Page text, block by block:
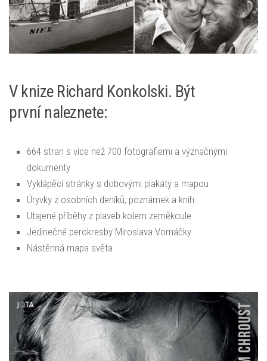
V knize Richard Konkolski. Být
první naleznete:
664 stran s více než 700 fotografiemi a význačnými
dokumenty
Vyklápěcí stránky s dobovými plakáty a mapou
Úryvky z osobních deníků, poznámek a knih
Utajené příběhy z plaveb kolem zeměkoule
Jedinečné perokresby Miroslava Vomáčky
Nástěnná mapa světa